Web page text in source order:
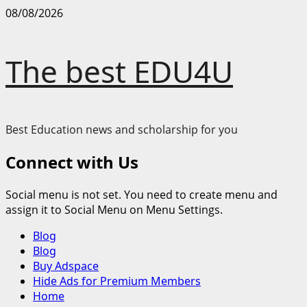
Skip
08/08/2026
The best EDU4U
Best Education news and scholarship for you
Connect with Us
Social menu is not set. You need to create menu and
assign it to Social Menu on Menu Settings.
Primary
Menu
Blog
Blog
Buy Adspace
Hide Ads for Premium Members
Home